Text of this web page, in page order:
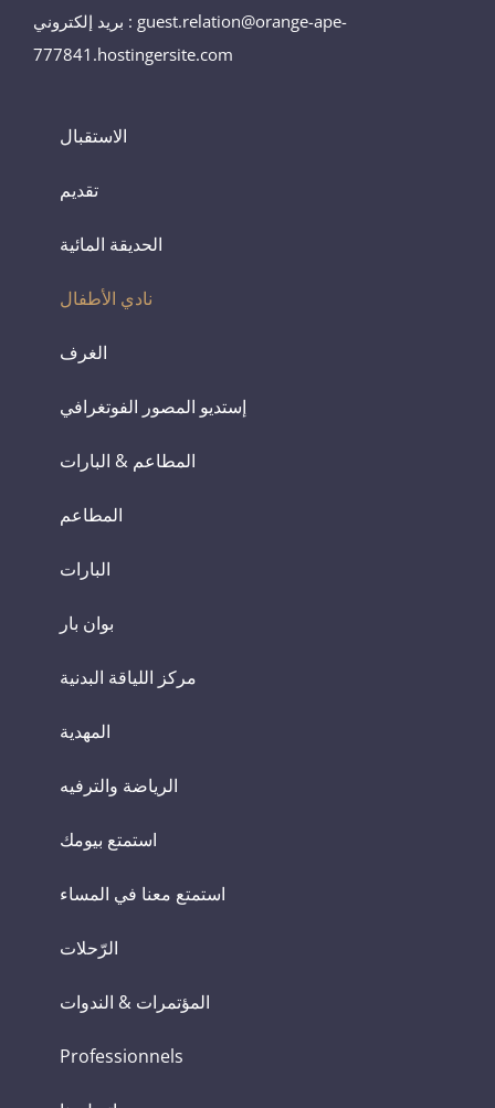
بريد إلكتروني : guest.relation@orange-ape-
777841.hostingersite.com
الاستقبال
تقديم
الحديقة المائية
نادي الأطفال
الغرف
إستديو المصور الفوتغرافي
المطاعم & البارات
المطاعم
البارات
بوان بار
مركز اللياقة البدنية
المهدية
الرياضة والترفيه
استمتع بيومك
استمتع معنا في المساء
الرّحلات
المؤتمرات & الندوات
Professionnels